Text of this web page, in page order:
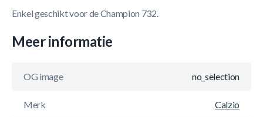
Enkel geschikt voor de Champion 732.
Meer informatie
OG image no_selection
Merk Calzio